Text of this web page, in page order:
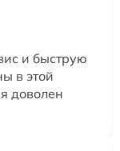
и быструю
в этой
доволен